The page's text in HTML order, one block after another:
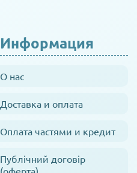
Информация
О нас
Доставка и оплата
Оплата частями и кредит
Публічний договір
(оферта)